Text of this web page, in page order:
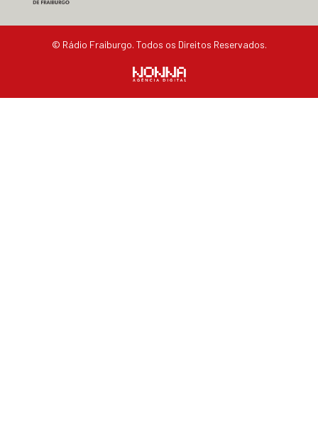
© Rádio Fraiburgo. Todos os Direitos Reservados.